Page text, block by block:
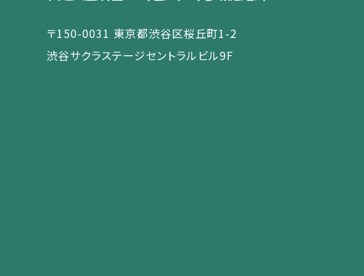
〒150-0031 東京都渋谷区桜丘町1-2
渋谷サクラステージセントラルビル9F